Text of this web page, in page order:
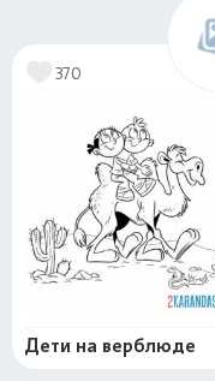
370
Дети на верблюде